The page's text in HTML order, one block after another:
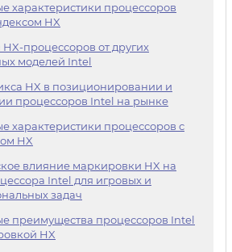
характеристики процессоров
HX
процессоров от других
моделей Intel
HX в позиционировании и
процессоров Intel на рынке
характеристики процессоров с
HX
влияние маркировки HX на
Intel для игровых и
задач
преимущества процессоров Intel
HX